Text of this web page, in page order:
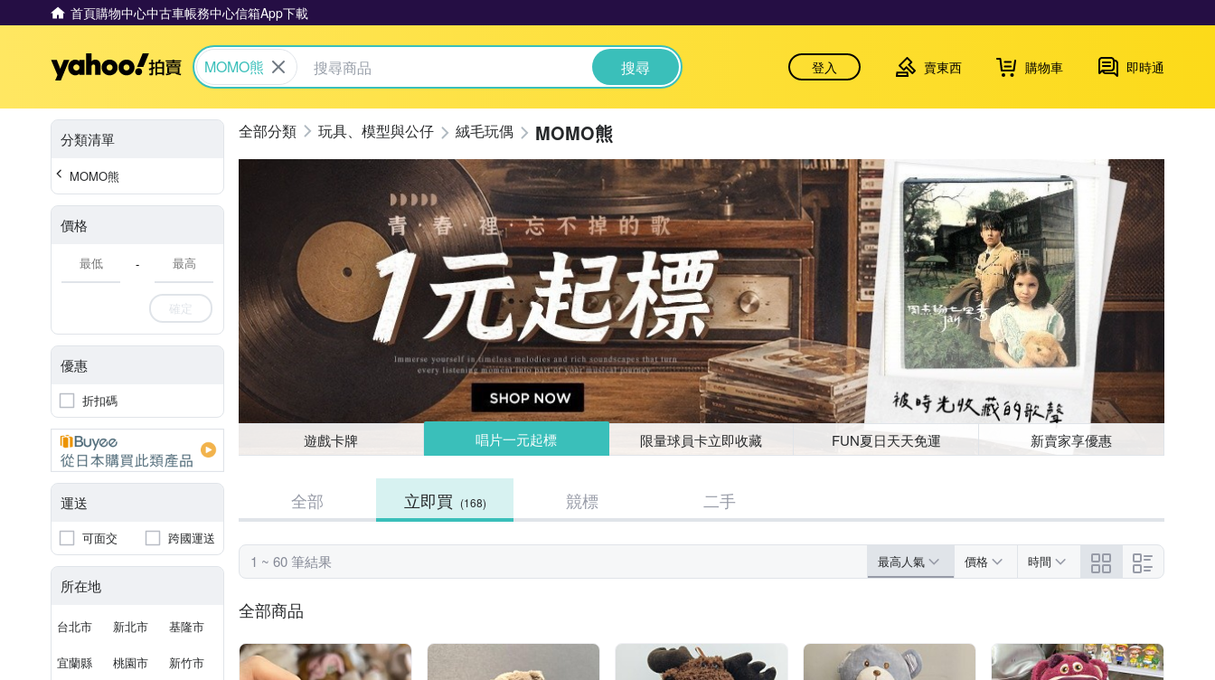
首頁購物中心中古車帳務中心信箱App下載
Yahoo拍賣
MOMO熊 搜尋 登入 賣東西 購物車 即時通
分類清單
MOMO熊
價格
-
確定
優惠
折扣碼
運送
可面交 跨國運送
所在地
台北市 新北市 基隆市
宜蘭縣 桃園市 新竹市
玩具、模型與公仔 絨毛玩偶 MOMO熊
遊戲卡牌 唱片一元起標 限量球員卡立即收藏 FUN夏日天天免運 新賣家享優惠
全部 立即買 (168) 競標 二手
1 ~ 60 筆結果 最高人氣 價格 時間
全部商品